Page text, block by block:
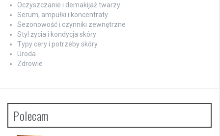
Oczyszczanie i demakijaż twarzy
Serum, ampułki i koncentraty
Sezonowość i czynniki zewnętrzne
Styl życia i kondycja skóry
Typy cery i potrzeby skóry
Uroda
Zdrowie
Polecam